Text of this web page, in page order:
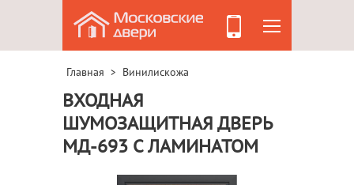
Главная > Винилискожа
ВХОДНАЯ
ШУМОЗАЩИТНАЯ ДВЕРЬ
МД-693 С ЛАМИНАТОМ